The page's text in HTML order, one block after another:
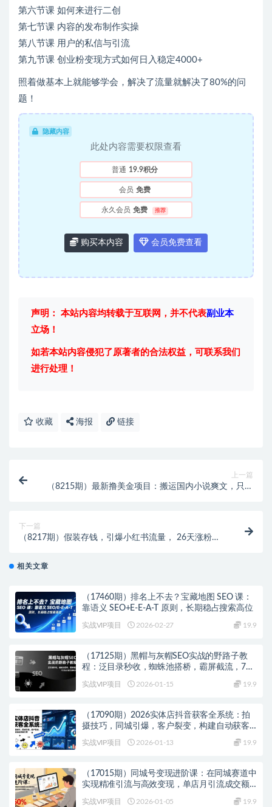
第六节课 如何来进行二创
第七节课 内容的发布制作实操
第八节课 用户的私信与引流
第九节课 创业粉变现方式如何日入稳定4000+
照着做基本上就能够学会，解决了流量就解决了80%的问
题！
隐藏内容
此处内容需要权限查看
普通 19.9积分
会员 免费
永久会员 免费 推荐
购买本内容 会员免费查看
声明： 本站内容均转载于互联网，并不代表副业本
立场！
如若本站内容侵犯了原著者的合法权益，可联系我们
进行处理！
收藏 海报 链接
上一篇
（8215期）最新撸美金项目：搬运国内小说爽文，只需
下一篇
（8217期）假装存钱，引爆小红书流量， 26天涨粉
相关文章
（17460期）排名上不去？宝藏地图 SEO 课：
靠语义 SEO+E-E-A-T 原则，长期稳占搜索高位
实战VIP项目 2026-02-27 19.9
（17125期）黑帽与灰帽SEO实战的野路子教
程：泛目录秒收，蜘蛛池搭桥，霸屏截流，7天
实战VIP项目 2026-01-15 19.9
（17090期）2026实体店抖音获客全系统：拍
摄技巧，同城引爆，客户裂变，构建自动获客
实战VIP项目 2026-01-13 19.9
（17015期）同城号变现进阶课：在同城赛道中
实现精准引流与高效变现，单店月引流成交额
实战VIP项目 2026-01-05 19.9